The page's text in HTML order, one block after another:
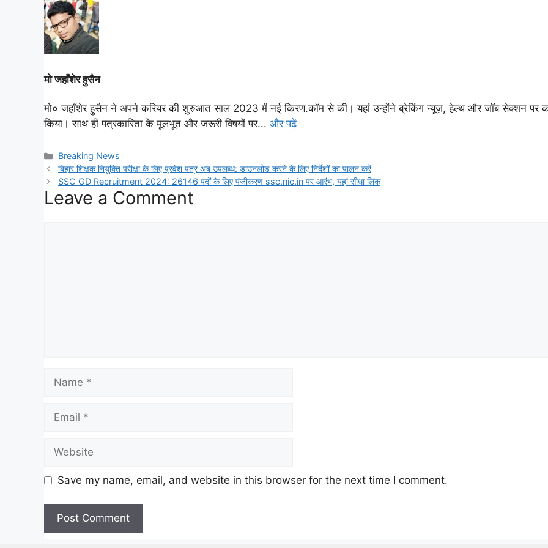
मो जहाँशेर हुसैन
मो० जहाँशेर हुसैन ने अपने करियर की शुरुआत साल 2023 में नई किरण.कॉम से की। यहां उन्होंने ब्रेकिंग न्यूज़, हेल्थ और जॉब सेक्शन पर
किया। साथ ही पत्रकारिता के मूलभूत और जरूरी विषयों पर... और पढ़ें
Categories
Breaking News
बिहार शिक्षक नियुक्ति परीक्षा के लिए प्रवेश पत्र अब उपलब्ध: डाउनलोड करने के लिए निर्देशों का पालन करें
SSC GD Recruitment 2024: 26146 पदों के लिए पंजीकरण ssc.nic.in पर आरंभ, यहां सीधा लिंक
Leave a Comment
Name
Email
Website
Save my name, email, and website in this browser for the next time I comment.